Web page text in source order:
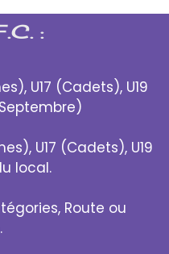
:
U17 (Cadets), U19
U17 (Cadets), U19
local.
Route ou